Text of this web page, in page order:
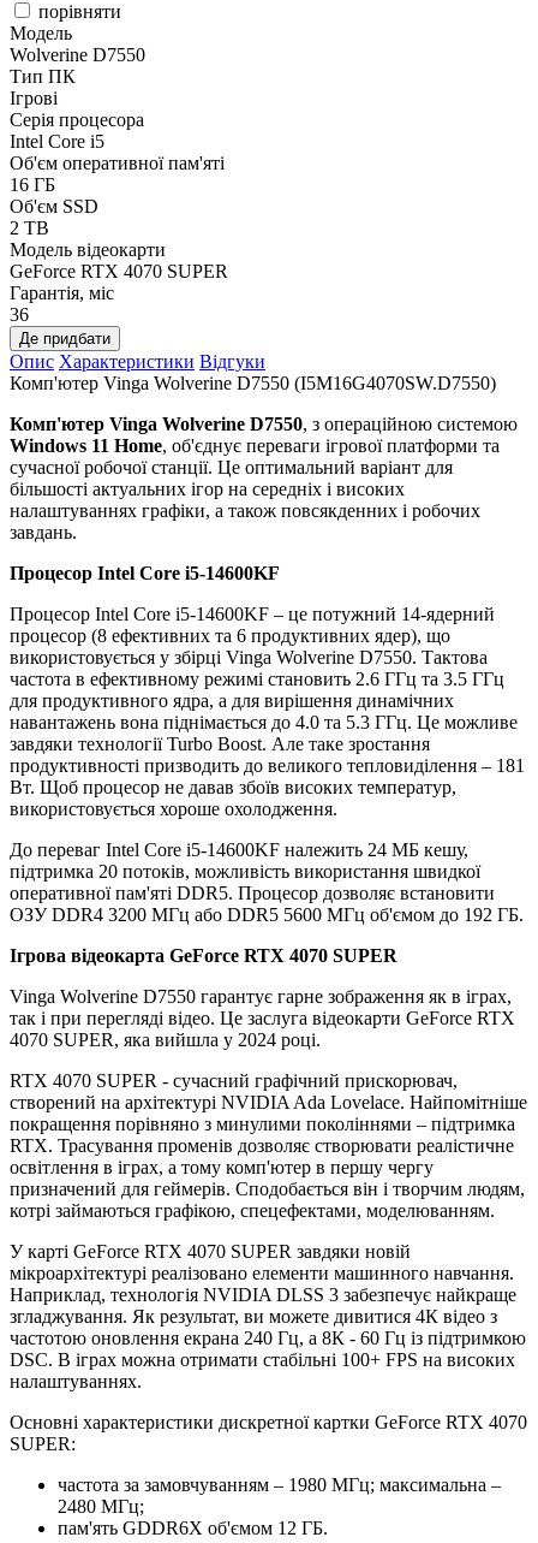
порівняти
Модель
Wolverine D7550
Тип ПК
Ігрові
Серія процесора
Intel Core i5
Об'єм оперативної пам'яті
16 ГБ
Об'єм SSD
2 TB
Модель відеокарти
GeForce RTX 4070 SUPER
Гарантія, міс
36
Де придбати
Опис Характеристики Відгуки
Комп'ютер Vinga Wolverine D7550 (I5M16G4070SW.D7550)
Комп'ютер Vinga Wolverine D7550, з операційною системою
Windows 11 Home, об'єднує переваги ігрової платформи та
сучасної робочої станції. Це оптимальний варіант для
більшості актуальних ігор на середніх і високих
налаштуваннях графіки, а також повсякденних і робочих
завдань.
Процесор Intel Core i5-14600KF
Процесор Intel Core i5-14600KF – це потужний 14-ядерний
процесор (8 ефективних та 6 продуктивних ядер), що
використовується у збірці Vinga Wolverine D7550. Тактова
частота в ефективному режимі становить 2.6 ГГц та 3.5 ГГц
для продуктивного ядра, а для вирішення динамічних
навантажень вона піднімається до 4.0 та 5.3 ГГц. Це можливе
завдяки технології Turbo Boost. Але таке зростання
продуктивності призводить до великого тепловиділення – 181
Вт. Щоб процесор не давав збоїв високих температур,
використовується хороше охолодження.
До переваг Intel Core i5-14600KF належить 24 МБ кешу,
підтримка 20 потоків, можливість використання швидкої
оперативної пам'яті DDR5. Процесор дозволяє встановити
ОЗУ DDR4 3200 МГц або DDR5 5600 МГц об'ємом до 192 ГБ.
Ігрова відеокарта GeForce RTX 4070 SUPER
Vinga Wolverine D7550 гарантує гарне зображення як в іграх,
так і при перегляді відео. Це заслуга відеокарти GeForce RTX
4070 SUPER, яка вийшла у 2024 році.
RTX 4070 SUPER - сучасний графічний прискорювач,
створений на архітектурі NVIDIA Ada Lovelace. Найпомітніше
покращення порівняно з минулими поколіннями – підтримка
RTX. Трасування променів дозволяє створювати реалістичне
освітлення в іграх, а тому комп'ютер в першу чергу
призначений для геймерів. Сподобається він і творчим людям,
котрі займаються графікою, спецефектами, моделюванням.
У карті GeForce RTX 4070 SUPER завдяки новій
мікроархітектурі реалізовано елементи машинного навчання.
Наприклад, технологія NVIDIA DLSS 3 забезпечує найкраще
згладжування. Як результат, ви можете дивитися 4К відео з
частотою оновлення екрана 240 Гц, а 8К - 60 Гц із підтримкою
DSC. В іграх можна отримати стабільні 100+ FPS на високих
налаштуваннях.
Основні характеристики дискретної картки GeForce RTX 4070
SUPER:
частота за замовчуванням – 1980 МГц; максимальна –
2480 МГц;
пам'ять GDDR6X об'ємом 12 ГБ.